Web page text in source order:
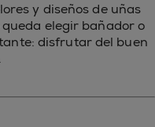
y diseños de uñas
elegir bañador o
disfrutar del buen